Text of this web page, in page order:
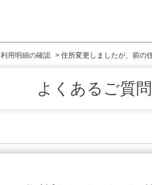
利用明細の確認 > 住所変更しましたが、前の
よくあるご質問